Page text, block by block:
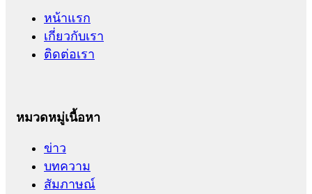
หน้าแรก
เกี่ยวกับเรา
ติดต่อเรา
หมวดหมู่เนื้อหา
ข่าว
บทความ
สัมภาษณ์